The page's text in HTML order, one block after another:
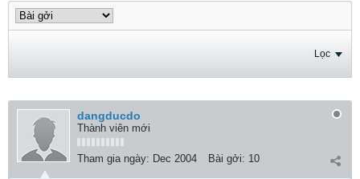
Lọc
dangducdo
Thành viên mới
Tham gia ngày: Dec 2004 Bài gởi: 10